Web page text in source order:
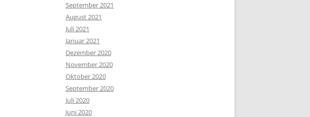
September 2021
August 2021
Juli 2021
Januar 2021
Dezember 2020
November 2020
Oktober 2020
September 2020
Juli 2020
Juni 2020